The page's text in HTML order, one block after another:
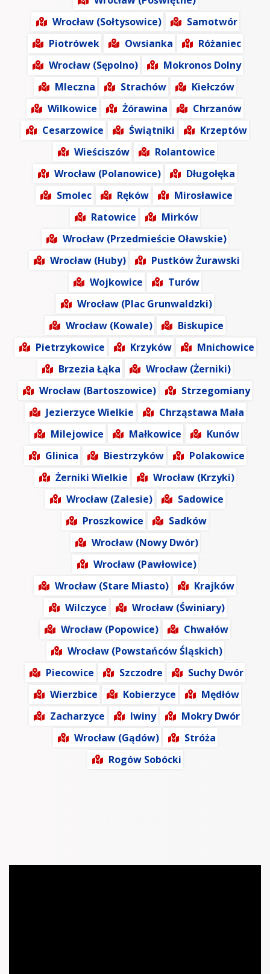
Wrocław (Sołtysowice)
Samotwór
Piotrówek
Owsianka
Różaniec
Wrocław (Sępolno)
Mokronos Dolny
Mleczna
Strachów
Kiełczów
Wilkowice
Żórawina
Chrzanów
Cesarzowice
Świątniki
Krzeptów
Wieściszów
Rolantowice
Wrocław (Polanowice)
Długołęka
Smolec
Ręków
Mirosławice
Ratowice
Mirków
Wrocław (Przedmieście Oławskie)
Wrocław (Huby)
Pustków Żurawski
Wojkowice
Turów
Wrocław (Plac Grunwaldzki)
Wrocław (Kowale)
Biskupice
Pietrzykowice
Krzyków
Mnichowice
Brzezia Łąka
Wrocław (Żerniki)
Wrocław (Bartoszowice)
Strzegomiany
Jezierzyce Wielkie
Chrząstawa Mała
Milejowice
Małkowice
Kunów
Glinica
Biestrzyków
Polakowice
Żerniki Wielkie
Wrocław (Krzyki)
Wrocław (Zalesie)
Sadowice
Proszkowice
Sadków
Wrocław (Nowy Dwór)
Wrocław (Pawłowice)
Wrocław (Stare Miasto)
Krajków
Wilczyce
Wrocław (Świniary)
Wrocław (Popowice)
Chwałów
Wrocław (Powstańców Śląskich)
Piecowice
Szczodre
Suchy Dwór
Wierzbice
Kobierzyce
Mędłów
Zacharzyce
Iwiny
Mokry Dwór
Wrocław (Gądów)
Stróża
Rogów Sobócki